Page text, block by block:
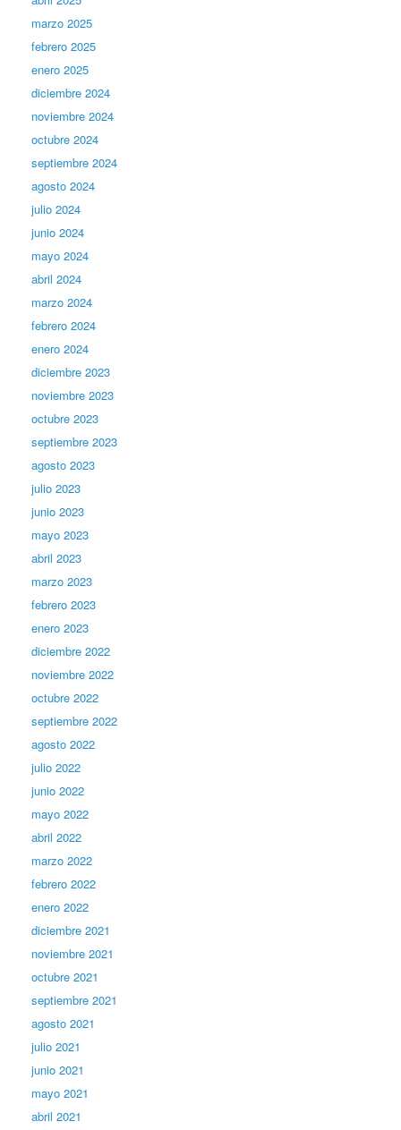
marzo 2025
febrero 2025
enero 2025
diciembre 2024
noviembre 2024
octubre 2024
septiembre 2024
agosto 2024
julio 2024
junio 2024
mayo 2024
abril 2024
marzo 2024
febrero 2024
enero 2024
diciembre 2023
noviembre 2023
octubre 2023
septiembre 2023
agosto 2023
julio 2023
junio 2023
mayo 2023
abril 2023
marzo 2023
febrero 2023
enero 2023
diciembre 2022
noviembre 2022
octubre 2022
septiembre 2022
agosto 2022
julio 2022
junio 2022
mayo 2022
abril 2022
marzo 2022
febrero 2022
enero 2022
diciembre 2021
noviembre 2021
octubre 2021
septiembre 2021
agosto 2021
julio 2021
junio 2021
mayo 2021
abril 2021